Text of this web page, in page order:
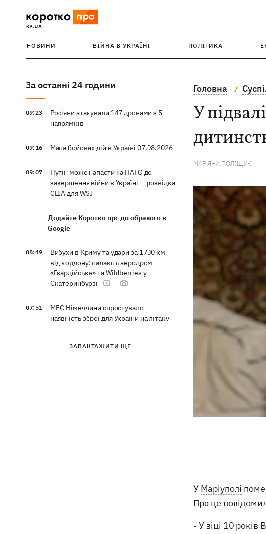
НОВИНИ ВІЙНА В УКРАЇНІ ПОЛІТИКА
За останні 24 години
09:23
Росіяни атакували 147 дронами з 5
напрямків
09:16 Мапа бойових дій в Україні 07.08.2026
09:07
Путін може напасти на НАТО до
завершення війни в Україні — розвідка
США для WSJ
Додайте Коротко про до обраного в
Google
08:49
Вибухи в Криму та удари за 1700 км
від кордону: палають аеродром
«Гвардійське» та Wildberries у
Єкатеринбурзі
07:51
МВС Німеччини спростувало
наявність зброї для України на літаку
ЗАВАНТАЖИТИ ЩЕ
Головна
У
МАР'ЯНА ПОЛІЩУК
У Маріуполі
Про це
- У віці 10 років